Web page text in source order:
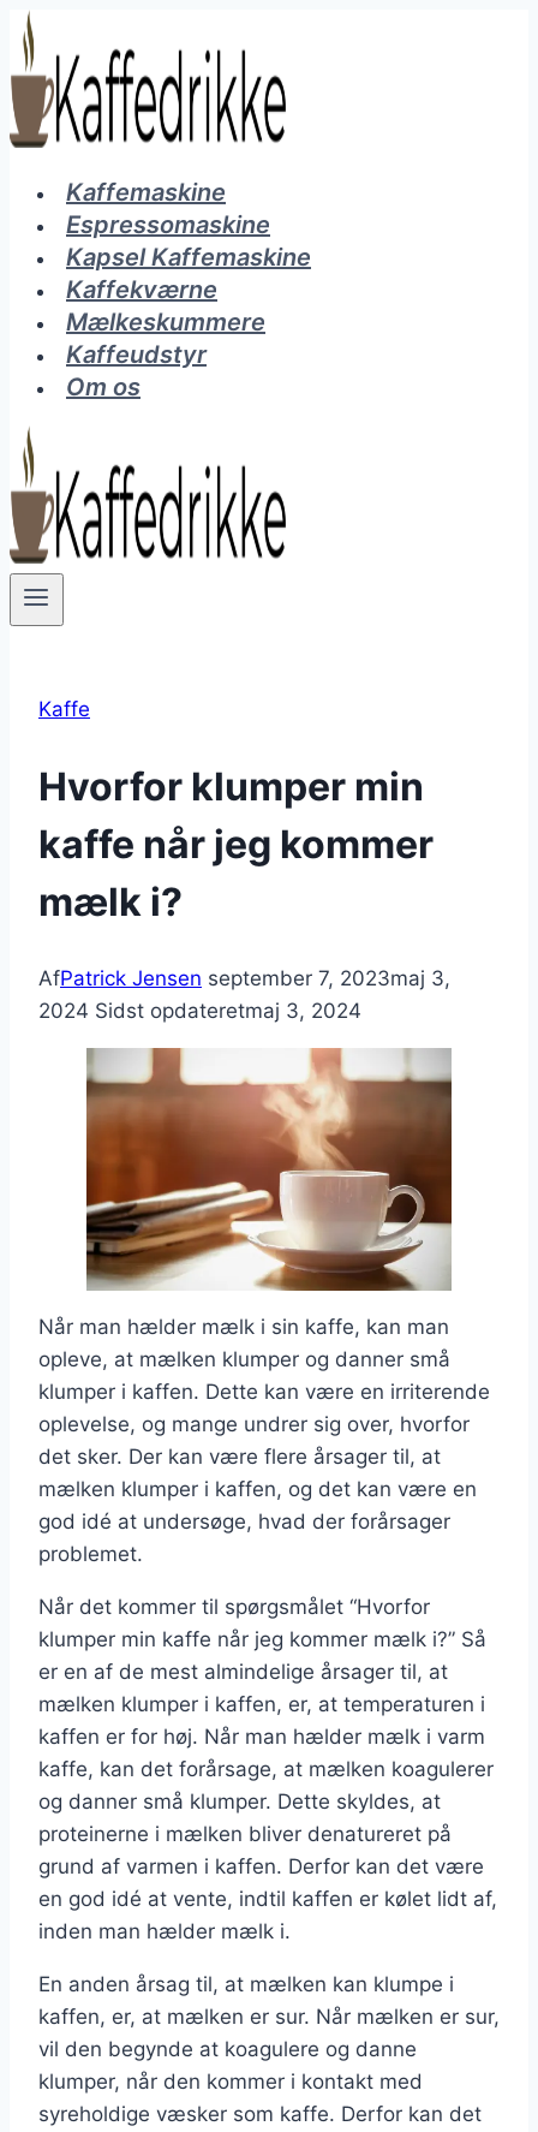
Fortsæt
til
indhold
Kaffemaskine
Espressomaskine
Kapsel Kaffemaskine
Kaffekværne
Mælkeskummere
Kaffeudstyr
Om os
Kaffe
Hvorfor klumper min
kaffe når jeg kommer
mælk i?
AfPatrick Jensen september 7, 2023maj 3,
2024 Sidst opdateretmaj 3, 2024
Når man hælder mælk i sin kaffe, kan man
opleve, at mælken klumper og danner små
klumper i kaffen. Dette kan være en irriterende
oplevelse, og mange undrer sig over, hvorfor
det sker. Der kan være flere årsager til, at
mælken klumper i kaffen, og det kan være en
god idé at undersøge, hvad der forårsager
problemet.
Når det kommer til spørgsmålet “Hvorfor
klumper min kaffe når jeg kommer mælk i?” Så
er en af de mest almindelige årsager til, at
mælken klumper i kaffen, er, at temperaturen i
kaffen er for høj. Når man hælder mælk i varm
kaffe, kan det forårsage, at mælken koagulerer
og danner små klumper. Dette skyldes, at
proteinerne i mælken bliver denatureret på
grund af varmen i kaffen. Derfor kan det være
en god idé at vente, indtil kaffen er kølet lidt af,
inden man hælder mælk i.
En anden årsag til, at mælken kan klumpe i
kaffen, er, at mælken er sur. Når mælken er sur,
vil den begynde at koagulere og danne
klumper, når den kommer i kontakt med
syreholdige væsker som kaffe. Derfor kan det